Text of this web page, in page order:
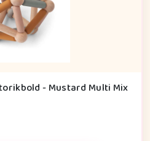
- Mustard Multi Mix